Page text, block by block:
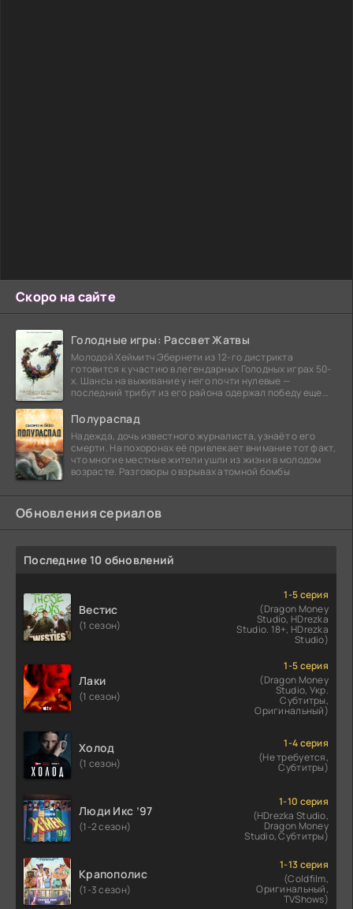
Скоро на сайте
Голодные игры: Рассвет Жатвы
Молодой Хеймитч Эбернети из 12-го дистрикта
готовится к участию в легендарных Голодных играх 50-
х. Шансы на выживание у него почти нулевые —
последний трибут из его района одержал победу еще
Полураспад
Надежда, дочь известного журналиста, узнаёт о его
смерти. На похоронах её привлекает внимание тот факт,
что многие местные жители ушли из жизни в молодом
возрасте. Разговоры о взрывах атомной бомбы
Обновления сериалов
Последние 10 обновлений
Вестис
(1 сезон)
1-5 серия
(Dragon Money
Studio, HDrezka
Studio. 18+, HDrezka
Studio)
Лаки
(1 сезон)
1-5 серия
(Dragon Money
Studio, Укр.
Субтитры,
Оригинальный)
Холод
(1 сезон)
1-4 серия
(Не требуется,
Субтитры)
Люди Икс ’97
(1-2 сезон)
1-10 серия
(HDrezka Studio,
Dragon Money
Studio, Субтитры)
Крапополис
(1-3 сезон)
1-13 серия
(Coldfilm,
Оригинальный,
TVShows)